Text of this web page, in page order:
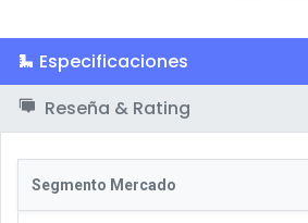
Especificaciones
Reseña & Rating
Segmento Mercado